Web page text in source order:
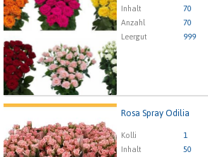
Inhalt
70
Anzahl
70
Leergut
999
x
3 4
Rosa Spray Odilia
Kolli 1
Inhalt
50
x